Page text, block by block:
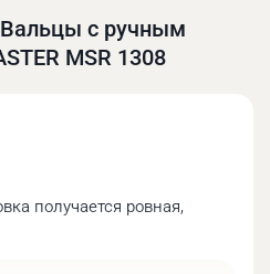
с ручным
MSR 1308
получается ровная,